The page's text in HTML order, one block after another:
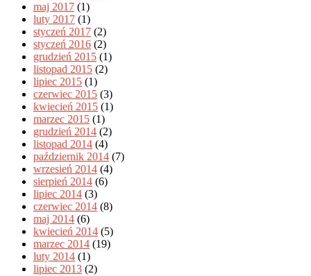
maj 2017 (1)
luty 2017 (1)
styczeń 2017 (2)
styczeń 2016 (2)
grudzień 2015 (1)
listopad 2015 (2)
lipiec 2015 (1)
czerwiec 2015 (3)
kwiecień 2015 (1)
marzec 2015 (1)
grudzień 2014 (2)
listopad 2014 (4)
październik 2014 (7)
wrzesień 2014 (4)
sierpień 2014 (6)
lipiec 2014 (3)
czerwiec 2014 (8)
maj 2014 (6)
kwiecień 2014 (5)
marzec 2014 (19)
luty 2014 (1)
lipiec 2013 (2)